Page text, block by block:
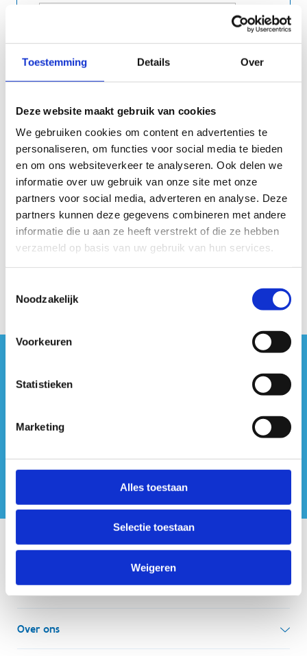
Toestemming Details Over
Deze website maakt gebruik van cookies
We gebruiken cookies om content en advertenties te
personaliseren, om functies voor social media te bieden
en om ons websiteverkeer te analyseren. Ook delen we
informatie over uw gebruik van onze site met onze
partners voor social media, adverteren en analyse. Deze
partners kunnen deze gegevens combineren met andere
informatie die u aan ze heeft verstrekt of die ze hebben
verzameld op basis van uw gebruik van hun services.
Noodzakelijk
Voorkeuren
Statistieken
Marketing
Alles toestaan
Selectie toestaan
Weigeren
volgende lessen
Groepslessen jumping
Privélessen jumping
#sportersbelevenmeer
Onze centra
Sport Vlaanderen Hoofdzetel
Simon Bolivarlaan 17
1000 Brussel
Over ons